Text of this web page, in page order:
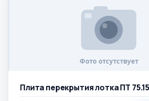
Плита перекрытия лотка ПТ